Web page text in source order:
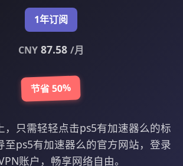
1年订阅
CNY87.58 /月
节省 50%
，只需轻轻点击ps5有加速器么的标
至ps5有加速器么的官方网站，登录
账户，畅享网络自由。